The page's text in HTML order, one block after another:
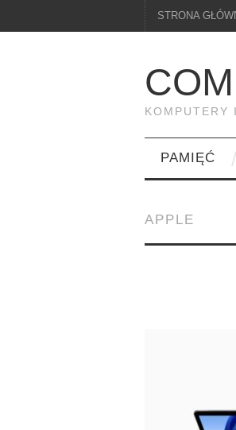
STRONA
KOMPUTERY
PAMIĘĆ
APPLE